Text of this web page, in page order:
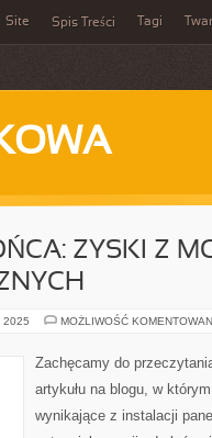
Site Spis Treści Tagi
ZYSKI Z
2025 MOŻLIWOŚĆ
Zachęcamy do
artykułu na blogu, w
wynikające z instalacji